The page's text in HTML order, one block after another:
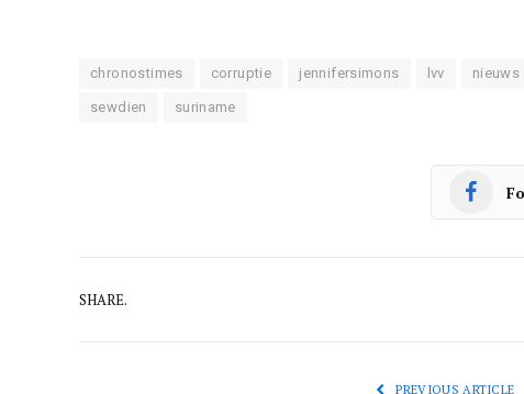
chronostimes corruptie jennifersimons lvv nieuws
sewdien suriname
SHARE.
PREVIOUS ARTICLE